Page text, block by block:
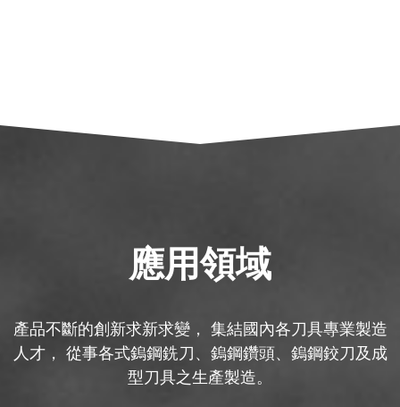
應用領域
產品不斷的創新求新求變， 集結國內各刀具專業製造
人才， 從事各式鎢鋼銑刀、鎢鋼鑽頭、鎢鋼鉸刀及成
型刀具之生產製造。